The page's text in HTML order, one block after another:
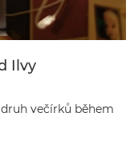
Ilvy
večírků během